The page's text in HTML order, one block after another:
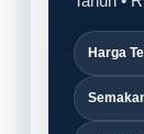
Harga